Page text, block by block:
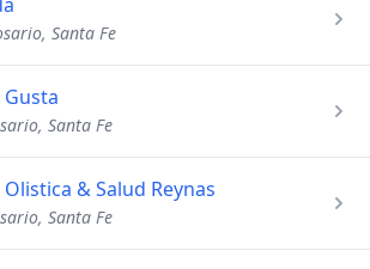
Santa Fe
Santa Fe
& Salud Reynas
Santa Fe